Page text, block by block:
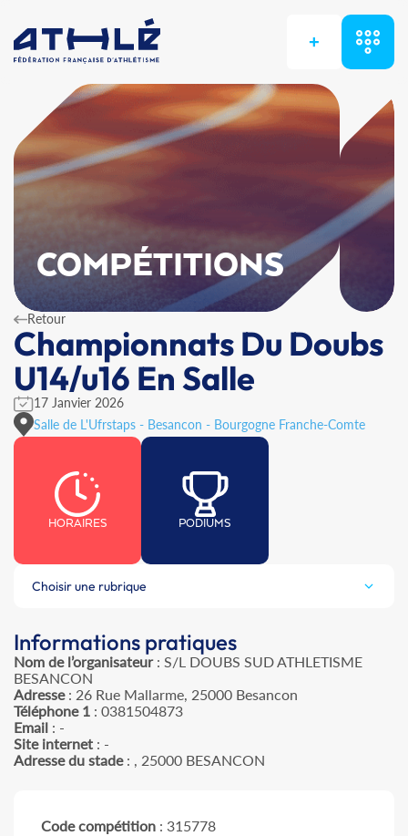
+
COMPÉTITIONS
Retour
Championnats Du Doubs
U14/u16 En Salle
17 Janvier 2026
Salle de L'Ufrstaps - Besancon - Bourgogne Franche-Comte
HORAIRES PODIUMS
Choisir une rubrique
Informations pratiques
Nom de l’organisateur: S/L DOUBS SUD ATHLETISME
BESANCON
Adresse: 26 Rue Mallarme, 25000 Besancon
Téléphone 1 : 0381504873
Email : -
Site internet : -
Adresse du stade: , 25000 BESANCON
Code compétition : 315778